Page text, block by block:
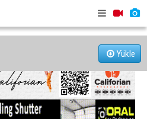
Yükle